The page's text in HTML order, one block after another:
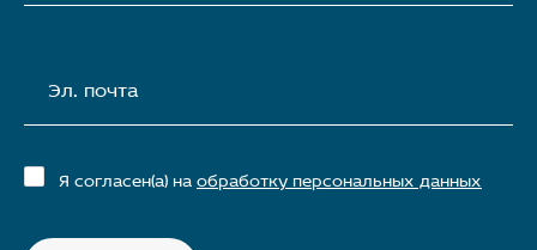
Эл. почта
Я согласен(а) наобработку персональных данных